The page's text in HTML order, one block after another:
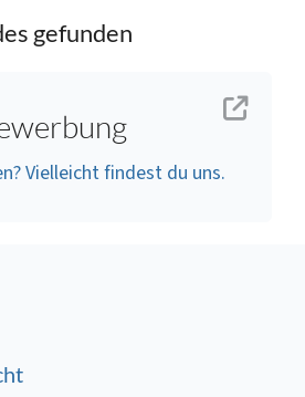
gefunden
Vielleicht findest du uns.